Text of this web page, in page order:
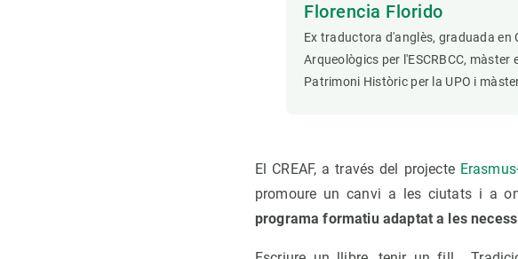
Florencia Florido
Ex traductora d'anglès, graduada en
Arqueològics per l'ESCRBCC,
Patrimoni Històric per la UPO i
El CREAF, a través del projecte
promoure un canvi a les ciutats i a
programa formatiu adaptat a les